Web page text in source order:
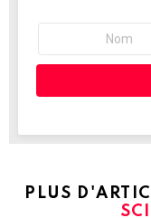
PLUS